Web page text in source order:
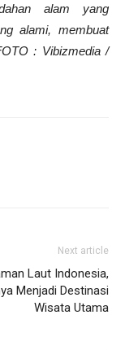
alam yang
alami, membuat
: Vibizmedia /
Next article
Laut Indonesia,
Menjadi Destinasi
Wisata Utama